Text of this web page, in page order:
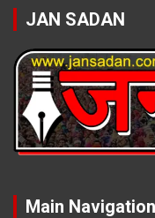
JAN SADAN
Main Navigation